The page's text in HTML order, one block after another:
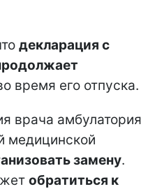
декларация с
время его отпуска.
врача амбулатория
медицинской
замену.
обратиться к